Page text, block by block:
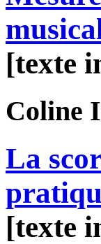
[texte
Coline
La
[texte